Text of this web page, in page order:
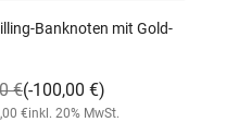
Banknoten mit Gold-
(-100,00 €)
€
€inkl. 20% MwSt.